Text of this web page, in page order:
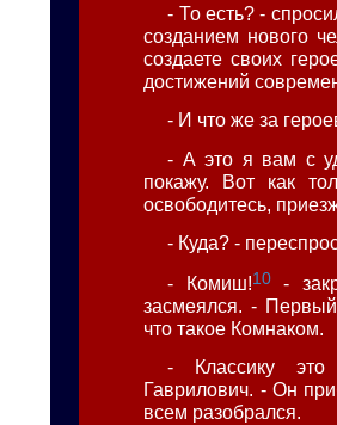
- То есть? -
созданием нового
создаете своих
достижений
- И что же за
- А это я вам с
покажу. Вот как
освободитесь,
- Куда? -
- Комиш!10-
засмеялся. -
что такое Комнаком.
- Классику это
Гаврилович. - Он
всем разобрался.